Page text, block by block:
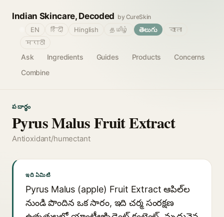
Indian Skincare, Decoded by CureSkin
Ask Ingredients Guides Products
Concerns
Combine
EN हिंदी Hinglish தமிழ் తెలుగు
বাংলা
मराठी
పదార్థం
Pyrus Malus Fruit Extract
Antioxidant/humectant
ఇది ఏమిటి
Pyrus Malus (apple) Fruit Extract ఆపిల్‌ల
నుండి పొందిన ఒక సారం, ఇది చర్మ సంరక్షణ